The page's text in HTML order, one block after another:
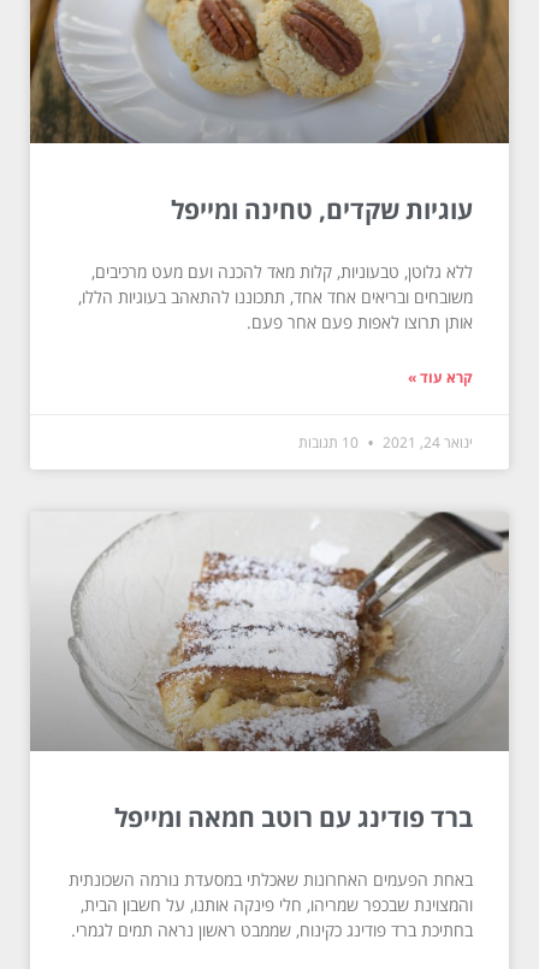
עוגיות שקדים, טחינה ומייפל
ללא גלוטן, טבעוניות, קלות מאד להכנה ועם מעט מרכיבים,
משובחים ובריאים אחד אחד, תתכוננו להתאהב בעוגיות הללו,
אותן תרוצו לאפות פעם אחר פעם.
קרא עוד »
ינואר 24, 2021
ברד פודינג עם רוטב חמאה ומייפל
באחת הפעמים האחרונות שאכלתי במסעדת נורמה השכונתית
והמצוינת שבכפר שמריהו, חלי פינקה אותנו, על חשבון הבית,
בחתיכת ברד פודינג כקינוח, שממבט ראשון נראה תמים לגמרי.